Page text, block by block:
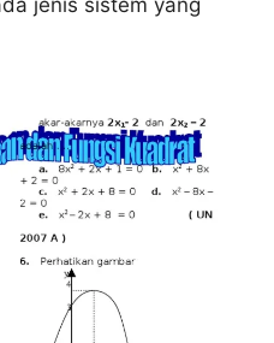
jenis sistem yang